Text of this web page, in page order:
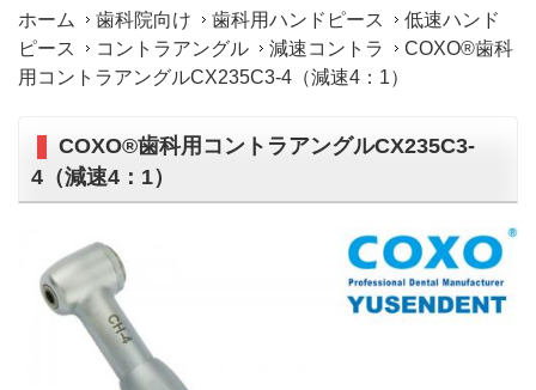
ホーム 歯科院向け 歯科用ハンドピース
低速ハンド
ピース
コントラアングル 減速コントラ
COXO®歯科
用コントラアングルCX235C3-4（減速4：1）
COXO®歯科用コントラアングルCX235C3-
4（減速4：1）